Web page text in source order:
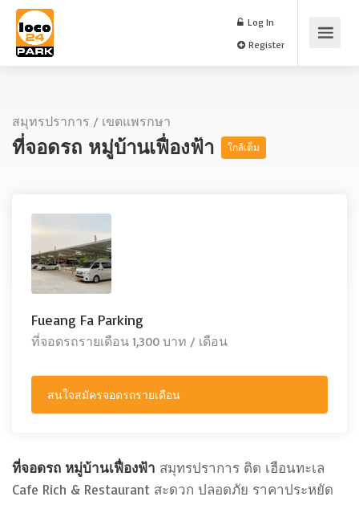
Log In
สมุทรปราการ / เขตแพรกษา
ที่จอดรถ หมู่บ้านเฟื่องฟ้า ใกล้เต็ม
Fueang Fa Parking
ที่จอดรถรายเดือน 1,300 บาท / เดือน
สนใจสมัครจอดรถรายเดือน
ที่จอดรถ หมู่บ้านเฟื่องฟ้า สมุทรปราการ ติด เฮือนทะเล
Cafe Rich & Restaurant สะดวก ปลอดภัย ราคาประหยัด